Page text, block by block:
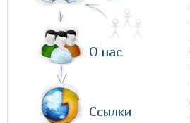
О нас
Ссылки